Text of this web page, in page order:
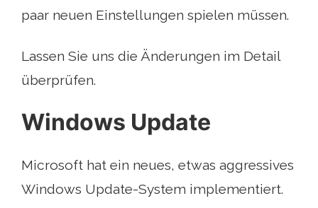
paar neuen Einstellungen spielen müssen.
Lassen Sie uns die Änderungen im Detail
überprüfen.
Windows Update
Microsoft hat ein neues, etwas aggressives
Windows Update-System implementiert.